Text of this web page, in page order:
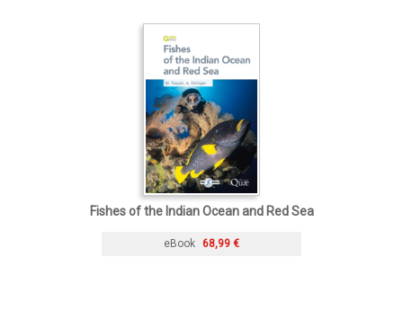
Fishes of the Indian Ocean and Red Sea
eBook 68,99 €